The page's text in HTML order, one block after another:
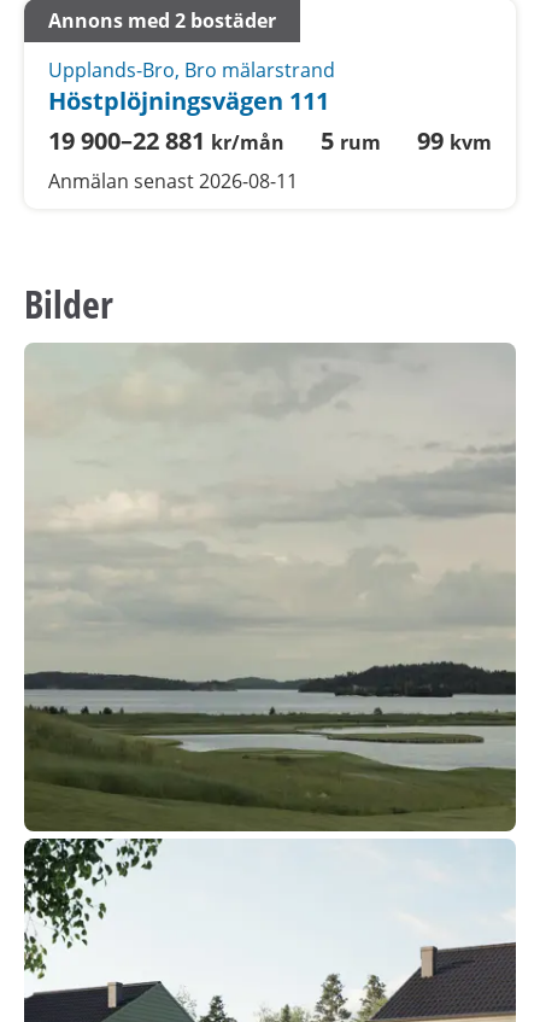
Annons med 2 bostäder
Upplands-Bro, Bro mälarstrand
Höstplöjningsvägen 111
19 900–22 881 kr/mån 5 rum 99 kvm
Anmälan senast 2026-08-11
Bilder